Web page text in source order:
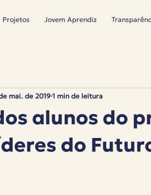
Projetos Jovem Aprendiz
alunos do
do
mai. de 20191 min de leitura